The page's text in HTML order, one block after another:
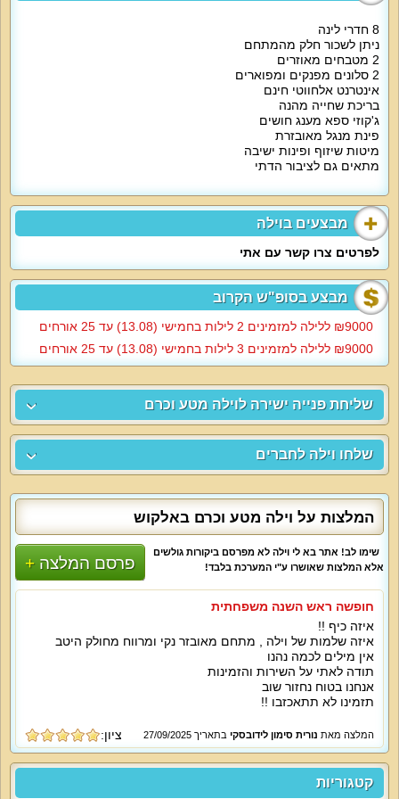
8 חדרי לינה
ניתן לשכור חלק מהמתחם
2 מטבחים מאוזרים
2 סלונים מפנקים ומפוארים
אינטרנט אלחווטי חינם
בריכת שחייה מהנה
ג'קוזי ספא מענג חושים
פינת מנגל מאובזרת
מיטות שיזוף ופינות ישיבה
מתאים גם לציבור הדתי
מבצעים בוילה
לפרטים צרו קשר עם אתי
מבצע בסופ"ש הקרוב
9000‏₪ ללילה למזמינים 2 לילות בחמישי (13.08) עד 25 אורחים
9000‏₪ ללילה למזמינים 3 לילות בחמישי (13.08) עד 25 אורחים
שליחת פנייה ישירה לוילה מטע וכרם
שלחו וילה לחברים
המלצות על וילה מטע וכרם באלקוש
פרסם המלצה
שימו לב! אתר בא לי וילה לא מפרסם ביקורות גולשים
אלא המלצות שאושרו ע"י המערכת בלבד!
חופשה ראש השנה משפחתית
איזה כיף !!
איזה שלמות של וילה , מתחם מאובזר נקי ומרווח מחולק היטב
אין מילים לכמה נהנו
תודה לאתי על השירות והזמינות
אנחנו בטוח נחזור שוב
תזמינו לא תתאכזבו !!
המלצה מאת נורית סימון לידובסקי בתאריך 27/09/2025 ציון:
קטגוריות